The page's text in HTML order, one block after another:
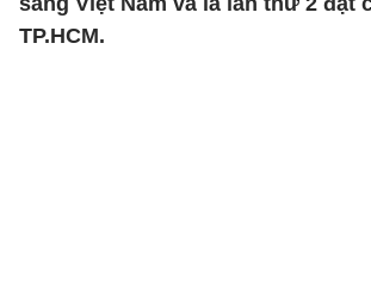
TP.HCM.